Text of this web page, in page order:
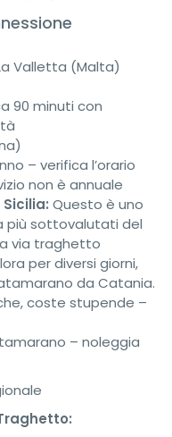
Valletta (Malta)
90 minuti con
– verifica l’orario
non è annuale
Questo è uno
più sottovalutati del
via traghetto
per diversi giorni,
da Catania.
coste stupende –
– noleggia